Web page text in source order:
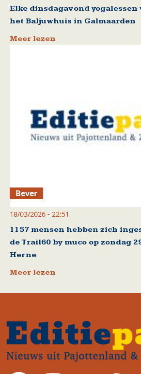
Elke dinsdagavond yogalessen
het Baljuwhuis in Galmaarden
Meer lezen
Bever
18/03/2026 - 22:51
1157 mensen hebben zich
de Trail60 by muco op zondag
Herne
Meer lezen